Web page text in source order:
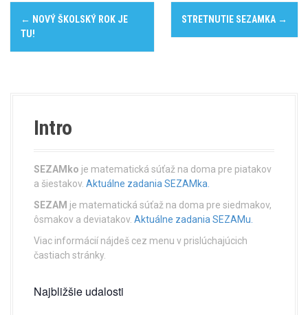
P
o
← NOVÝ ŠKOLSKÝ ROK JE
TU!
STRETNUTIE SEZAMKA →
Intro
SEZAMko je matematická súťaž na doma pre piatakov
a šiestakov. Aktuálne zadania SEZAMka.
SEZAM je matematická súťaž na doma pre siedmakov,
ôsmakov a deviatakov. Aktuálne zadania SEZAMu.
Viac informácií nájdeš cez menu v prislúchajúcich
častiach stránky.
Najbližšie udalosti